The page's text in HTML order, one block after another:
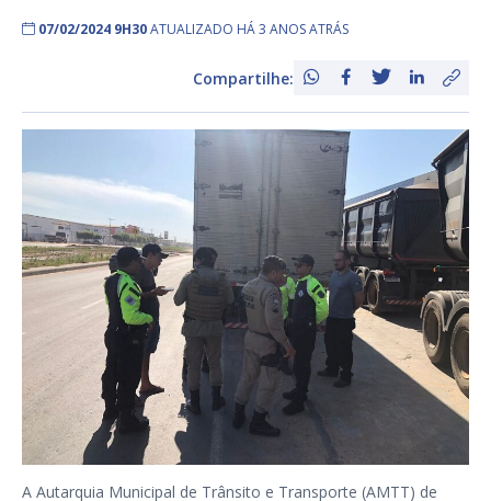
07/02/2024 9H30ATUALIZADO HÁ 3 ANOS ATRÁS
Compartilhe:
A Autarquia Municipal de Trânsito e Transporte (AMTT) de